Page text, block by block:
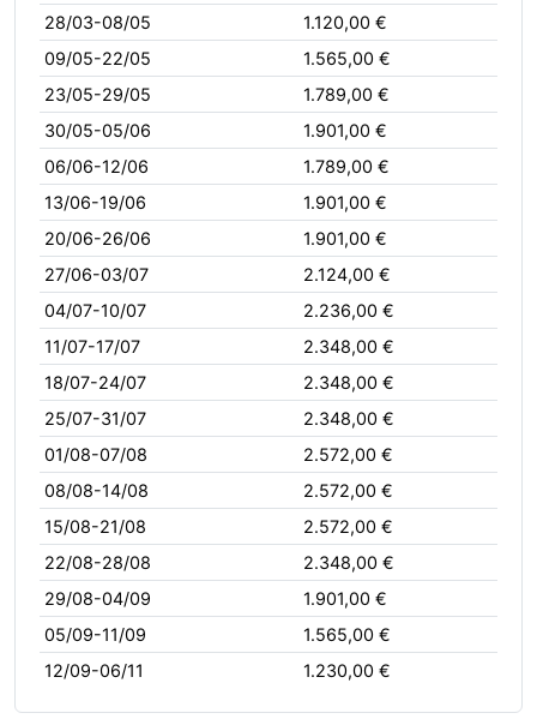
28/03-08/05
1.120,00 €
09/05-22/05
1.565,00 €
23/05-29/05
1.789,00 €
30/05-05/06
1.901,00 €
06/06-12/06
1.789,00 €
13/06-19/06
1.901,00 €
20/06-26/06
1.901,00 €
27/06-03/07
2.124,00 €
04/07-10/07
2.236,00 €
11/07-17/07
2.348,00 €
18/07-24/07
2.348,00 €
25/07-31/07
2.348,00 €
01/08-07/08
2.572,00 €
08/08-14/08
2.572,00 €
15/08-21/08
2.572,00 €
22/08-28/08
2.348,00 €
29/08-04/09
1.901,00 €
05/09-11/09
1.565,00 €
12/09-06/11
1.230,00 €